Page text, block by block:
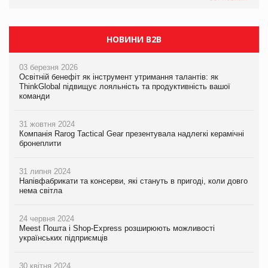
НОВИНИ B2B
03 березня 2026
Освітній бенефіт як інструмент утримання талантів: як
ThinkGlobal підвищує лояльність та продуктивність вашої
команди
31 жовтня 2024
Компанія Rarog Tactical Gear презентувала надлегкі керамічні
бронеплити
31 липня 2024
Напівфабрикати та консерви, які стануть в пригоді, коли довго
нема світла
24 червня 2024
Meest Пошта і Shop-Express розширюють можливості
українських підприємців
30 квітня 2024